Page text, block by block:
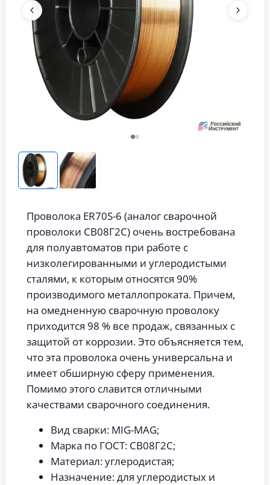
Проволока ER70S-6 (аналог сварочной
проволоки СВ08Г2С) очень востребована
для полуавтоматов при работе с
низколегированными и углеродистыми
сталями, к которым относятся 90%
производимого металлопроката. Причем,
на омедненную сварочную проволоку
приходится 98 % все продаж, связанных с
защитой от коррозии. Это объясняется тем,
что эта проволока очень универсальна и
имеет обширную сферу применения.
Помимо этого славится отличными
качествами сварочного соединения.
Вид сварки: MIG-MAG;
Марка по ГОСТ: СВ08Г2С;
Материал: углеродистая;
Назначение: для углеродистых и